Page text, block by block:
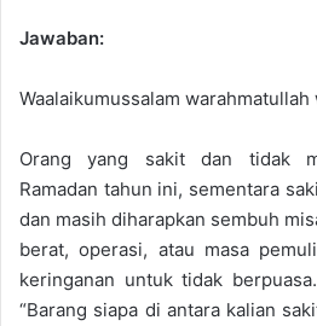
Jawaban:
Waalaikumussalam warahmatullah
Orang yang sakit dan tidak
Ramadan tahun ini, sementara
dan masih diharapkan sembuh
berat, operasi, atau masa
keringanan untuk tidak
“Barang siapa di antara kalian